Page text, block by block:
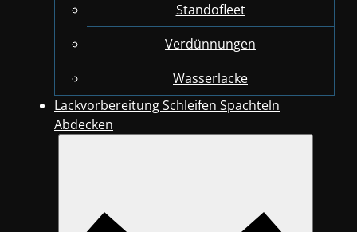
Standofleet
Verdünnungen
Wasserlacke
Lackvorbereitung Schleifen Spachteln
Abdecken